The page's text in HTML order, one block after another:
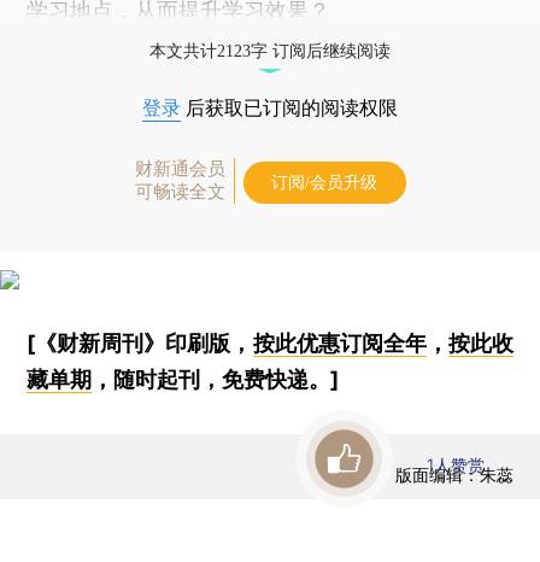
学习地点，从而提升学习效果？
本文共计2123字 订阅后继续阅读
登录 后获取已订阅的阅读权限
财新通会员
可畅读全文
订阅/会员升级
[《财新周刊》印刷版， 按此优惠订阅全年， 按此收
藏单期 ，随时起刊，免费快递。]
版面编辑：朱蕊
1人赞赏